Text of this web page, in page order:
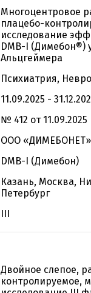
Многоцентровое
плацебо-
исследование
DMB-I (Димебон®)
Альцгеймера
Психиатрия,
11.09.2025 -
№ 412 от 11.09.2025
ООО «ДИМЕБОНЕТ»
DMB-I (Димебон)
Казань, Москва,
Петербург
III
Двойное слепое,
контролируемое,